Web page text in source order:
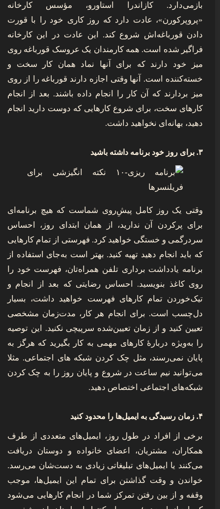
بازمی‌دارد. کازاندرا استاورو، مؤسس کارخانه
«پروپرکورن»، عادت دارد که روز کاری خود را با قورت
دادن قورباغه‌اش شروع کند. این عادت در این کارخانه
فراگیر شده است. همه کارمندان یک عروسک قورباغه روی
میز خود دارند که برای آنها نماد همان کار سخت و
خسته‌کننده است. آنها وقتی اجازه دارند قورباغه را از روی
میز بردارند که آن کار را انجام داده باشند. بعد از انجام
کارهای سخت، برای شروع کارهایی که دوست دارید انجام
دهید، بهانه‌ای نخواهید داشت.
وقتی یک روز کامل پیش‌ِروی شماست که هیچ برنامه‌ای
برای پرکردن آن ندارید، از همان ابتدای روز، احساس
سردرگمی و خستگی خواهید کرد. فهرستی از تمام کارهایی
که باید انجام دهید تهیه کنید. بهتر است به‌جای استفاده از
برنامه یادداشت برداری تلفن همراه‌تان، فهرست خود را
روی کاغذ بنویسید. احساس رضایتی که بعد از انجام و
تیک‌خوردن تمام کارهای فهرست خواهید داشت، بسیار
دل‌چسب است. برای انجام هر کار، مدت‌زمان مشخصی
تعیین کنید و از زمان تعیین‌شده سرپیچی نکنید. این توصیه
را به‌ویژه دربارۀ کارهای مهمی به کار بگیرید که هرگز به
پایان نمی‌رسند، مثل چک کردن شبکه های اجتماعی. مثلا
می‌توانید نیم ساعت در شروع و پایان روز را به چک کردن
شبکه‌های اجتماعی اختصاص دهید.
برخی از افراد در طول روز، ایمیل‌های متعددی از طرف
همکاران، مشتریان، اعضای خانواده و دوستان دریافت
می‌کنند یا ایمیل‌های تبلیغاتی زیادی به دست‌شان می‌رسد.
خواندن و وقت گذاشتن برای تمام این ایمیل‌ها، موجب
وقفه و از بین رفتن تمرکز شما در انجام کارهایی می‌شود